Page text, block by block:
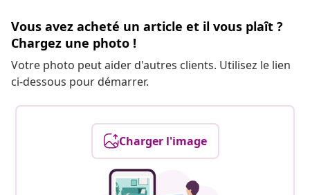
Vous avez acheté un article et il vous plaît ?
Chargez une photo !
Votre photo peut aider d'autres clients. Utilisez le lien
ci-dessous pour démarrer.
Charger l'image